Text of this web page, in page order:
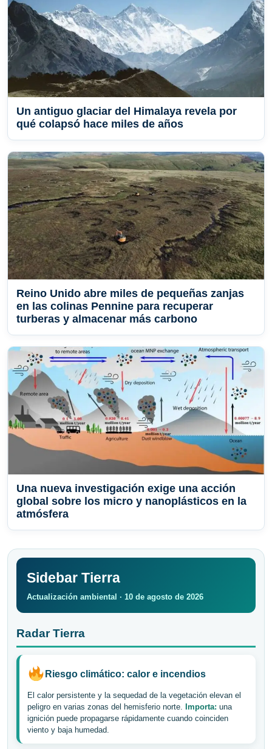
Un antiguo glaciar del Himalaya revela por
qué colapsó hace miles de años
Reino Unido abre miles de pequeñas zanjas
en las colinas Pennine para recuperar
turberas y almacenar más carbono
Una nueva investigación exige una acción
global sobre los micro y nanoplásticos en la
atmósfera
Sidebar Tierra
Actualización ambiental · 10 de agosto de 2026
Radar Tierra
Riesgo climático: calor e incendios
El calor persistente y la sequedad de la vegetación elevan el
peligro en varias zonas del hemisferio norte. Importa: una
ignición puede propagarse rápidamente cuando coinciden
viento y baja humedad.